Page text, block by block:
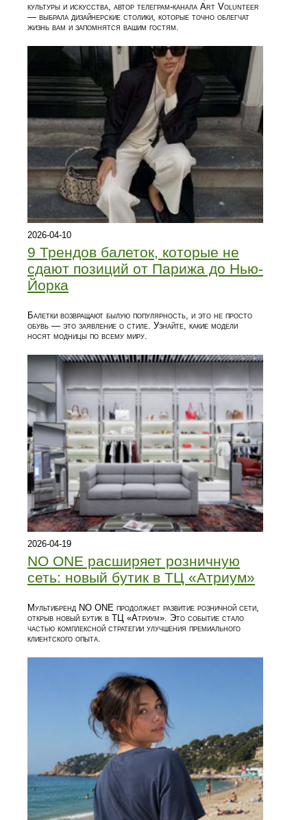
культуры и искусства, автор телеграм-канала Art Volunteer
— выбрала дизайнерские столики, которые точно облегчат
жизнь вам и запомнятся вашим гостям.
2026-04-10
9 Трендов балеток, которые не
сдают позиций от Парижа до Нью-
Йорка
Балетки возвращают былую популярность, и это не просто
обувь — это заявление о стиле. Узнайте, какие модели
носят модницы по всему миру.
2026-04-19
NO ONE расширяет розничную
сеть: новый бутик в ТЦ «Атриум»
Мультибренд NO ONE продолжает развитие розничной сети,
открыв новый бутик в ТЦ «Атриум». Это событие стало
частью комплексной стратегии улучшения премиального
клиентского опыта.